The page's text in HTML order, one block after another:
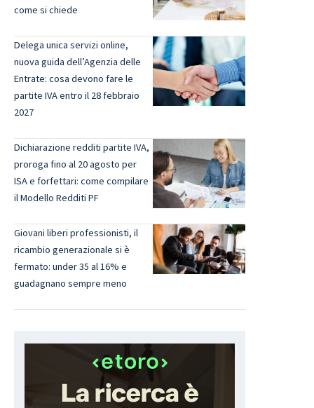
come si chiede
Delega unica servizi online,
nuova guida dell’Agenzia delle
Entrate: cosa devono fare le
partite IVA entro il 28 febbraio
2027
Dichiarazione redditi partite IVA,
proroga fino al 20 agosto per
ISA e forfettari: come compilare
il Modello Redditi PF
Giovani liberi professionisti, il
ricambio generazionale si è
fermato: under 35 al 16% e
guadagnano sempre meno